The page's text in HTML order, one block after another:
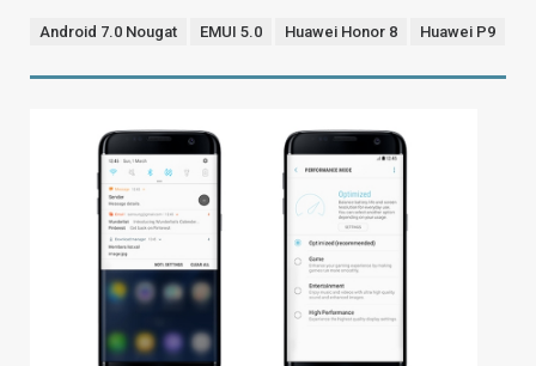
Android 7.0 Nougat EMUI 5.0 Huawei Honor 8 Huawei P9